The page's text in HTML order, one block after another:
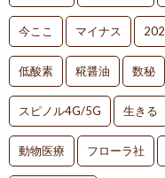
今ここ マイナス
低酸素 糀醤油 数秘
スピノル4G/5G 生きる
動物医療 フローラ社